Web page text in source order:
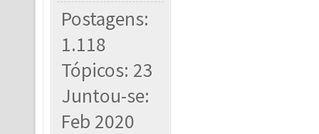
Postagens:
1.118
Tópicos: 23
Juntou-se:
Feb 2020